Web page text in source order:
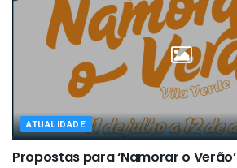
ATUALIDADE
Propostas para ‘Namorar o Verão’